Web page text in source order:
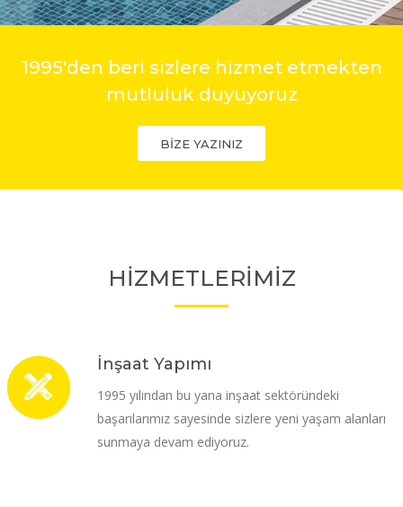
1995'den beri sizlere hizmet etmekten
mutluluk duyuyoruz
BİZE YAZINIZ
HİZMETLERİMİZ
İnşaat Yapımı
1995 yılından bu yana inşaat sektöründeki
başarılarımız sayesinde sizlere yeni yaşam alanları
sunmaya devam ediyoruz.